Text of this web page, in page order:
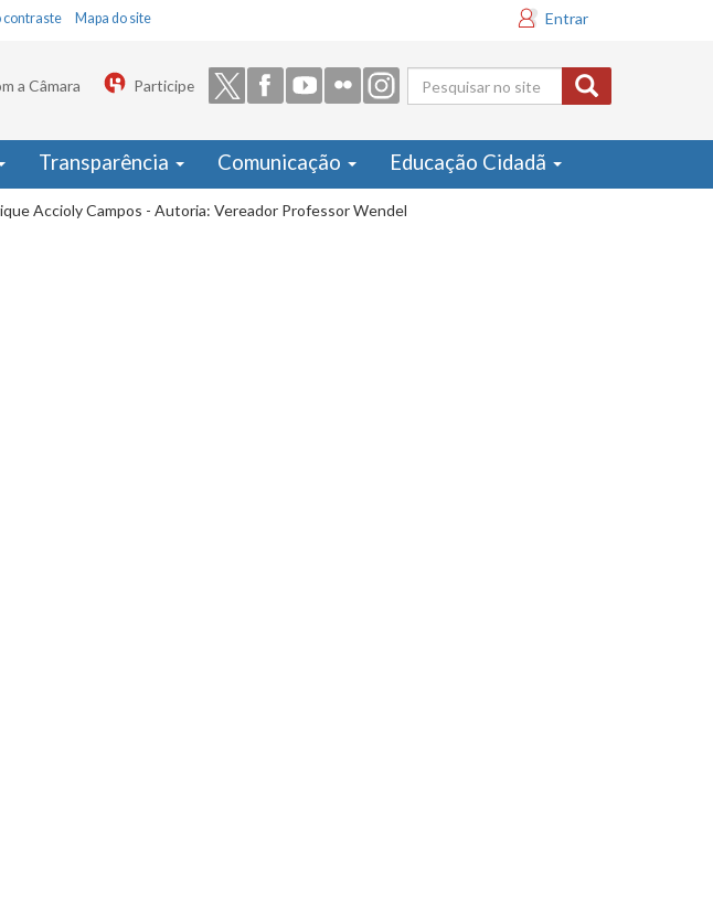
contraste Mapa do site Entrar
Formulário
de busca
a Câmara Participe
Transparência Comunicação Educação Cidadã
Accioly Campos - Autoria: Vereador Professor Wendel